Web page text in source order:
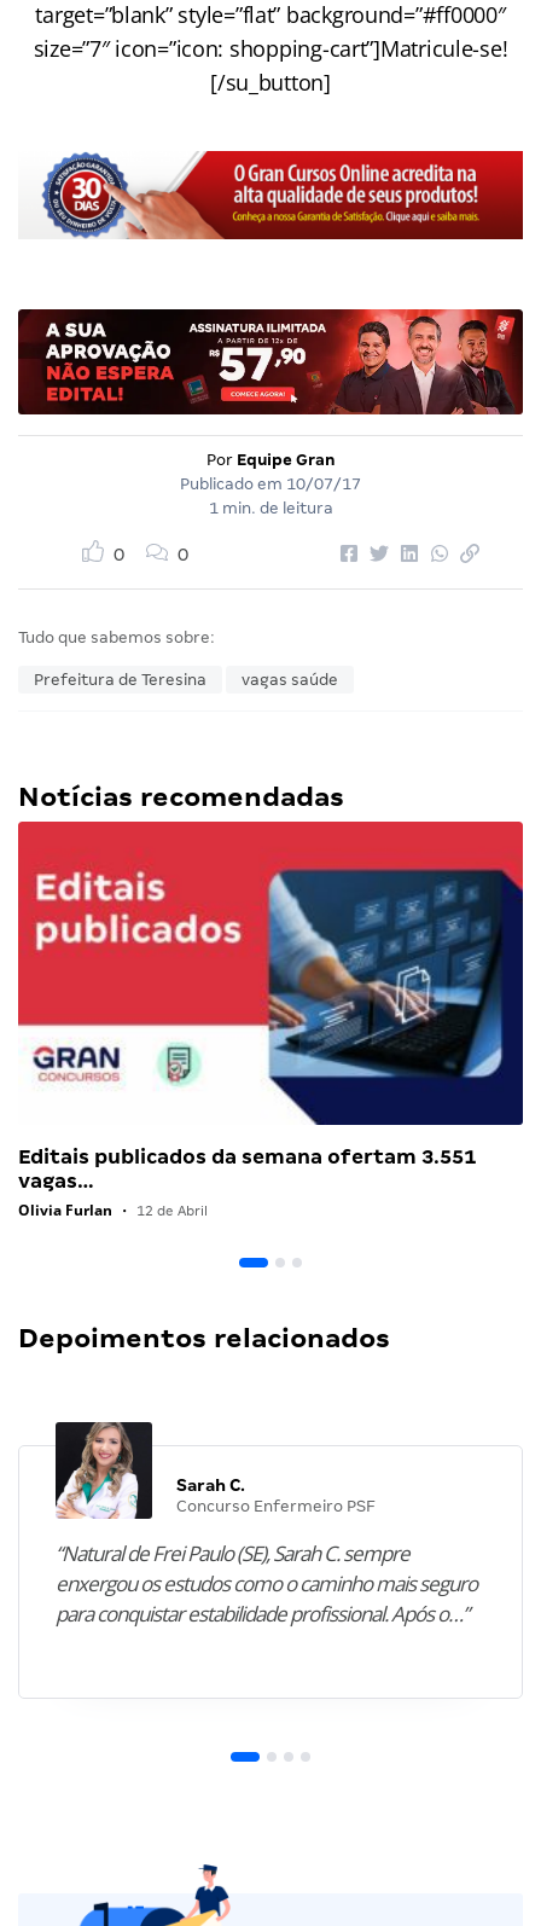
target=”blank” style=”flat” background=”#ff0000″
size=”7″ icon=”icon: shopping-cart”]Matricule-se!
[/su_button]
Por Equipe Gran
Publicado em 10/07/17
1 min. de leitura
0 0
Tudo que sabemos sobre:
Prefeitura de Teresina vagas saúde
Notícias recomendadas
Editais publicados da semana ofertam 3.551
vagas…
Olivia Furlan • 12 de Abril
Depoimentos relacionados
Sarah C.
Concurso Enfermeiro PSF
“Natural de Frei Paulo (SE), Sarah C. sempre
enxergou os estudos como o caminho mais seguro
para conquistar estabilidade profissional. Após o…”